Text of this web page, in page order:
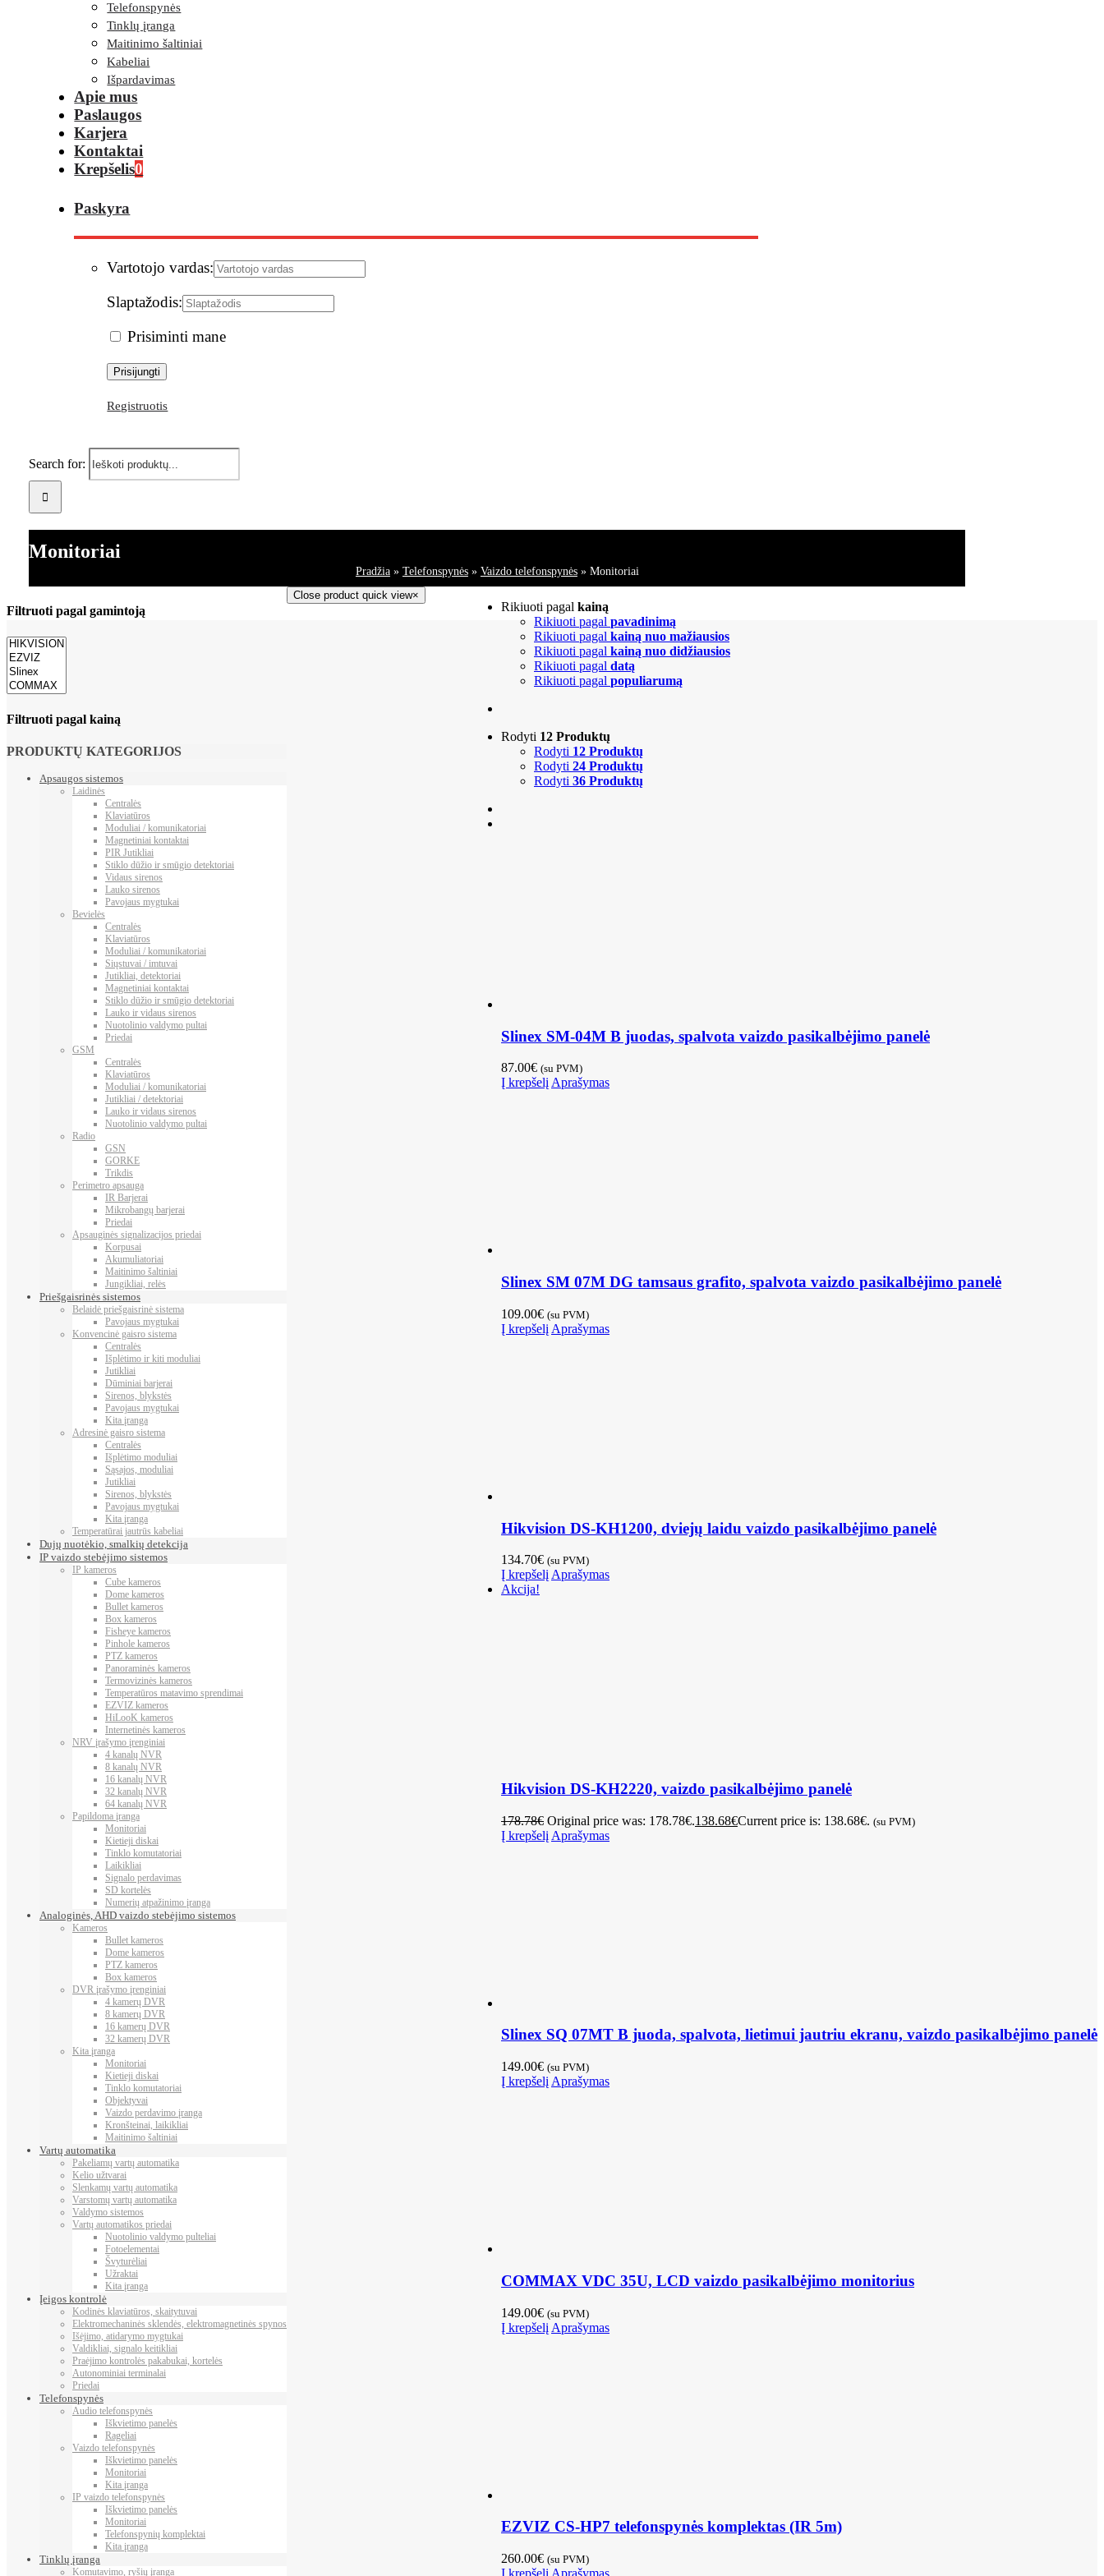
Telefonspynės
Tinklų įranga
Maitinimo šaltiniai
Kabeliai
Išpardavimas
Apie mus
Paslaugos
Karjera
Kontaktai
Krepšelis0
Paskyra
Vartotojo vardas:
Slaptažodis:
Prisiminti mane
Registruotis
Search for:
Monitoriai
Pradžia» Telefonspynės» Vaizdo telefonspynės» Monitoriai
Rikiuoti pagal kainą
Rikiuoti pagal pavadinimą
Rikiuoti pagal kainą nuo mažiausios
Rikiuoti pagal kainą nuo didžiausios
Rikiuoti pagal datą
Rikiuoti pagal populiarumą
Rodyti 12 Produktų
Rodyti 12 Produktų
Rodyti 24 Produktų
Rodyti 36 Produktų
Slinex SM-04M B juodas, spalvota vaizdo pasikalbėjimo panelė
87.00€ (su PVM)
Į krepšelįAprašymas
Slinex SM 07M DG tamsaus grafito, spalvota vaizdo pasikalbėjimo panelė
109.00€ (su PVM)
Į krepšelį Aprašymas
Hikvision DS-KH1200, dviejų laidu vaizdo pasikalbėjimo panelė
134.70€ (su PVM)
Į krepšelį Aprašymas
Akcija!
Hikvision DS-KH2220, vaizdo pasikalbėjimo panelė
178.78€ Original price was: 178.78€.138.68€Current price is: 138.68€. (su PVM)
Į krepšelį Aprašymas
Slinex SQ 07MT B juoda, spalvota, lietimui jautriu ekranu, vaizdo pasikalbėjimo panelė
149.00€ (su PVM)
Į krepšelį Aprašymas
COMMAX VDC 35U, LCD vaizdo pasikalbėjimo monitorius
149.00€ (su PVM)
Į krepšelį Aprašymas
EZVIZ CS-HP7 telefonspynės komplektas (IR 5m)
260.00€ (su PVM)
Į krepšelį Aprašymas
Filtruoti pagal gamintoją
Filtruoti pagal kainą
PRODUKTŲ KATEGORIJOS
Apsaugos sistemos
Laidinės
Centralės
Klaviatūros
Moduliai / komunikatoriai
Magnetiniai kontaktai
PIR Jutikliai
Stiklo dūžio ir smūgio detektoriai
Vidaus sirenos
Lauko sirenos
Pavojaus mygtukai
Bevielės
Centralės
Klaviatūros
Moduliai / komunikatoriai
Siųstuvai / imtuvai
Jutikliai, detektoriai
Magnetiniai kontaktai
Stiklo dūžio ir smūgio detektoriai
Lauko ir vidaus sirenos
Nuotolinio valdymo pultai
Priedai
GSM
Centralės
Klaviatūros
Moduliai / komunikatoriai
Jutikliai / detektoriai
Lauko ir vidaus sirenos
Nuotolinio valdymo pultai
Radio
GSN
GORKE
Trikdis
Perimetro apsauga
IR Barjerai
Mikrobangų barjerai
Priedai
Apsauginės signalizacijos priedai
Korpusai
Akumuliatoriai
Maitinimo šaltiniai
Jungikliai, relės
Priešgaisrinės sistemos
Belaidė priešgaisrinė sistema
Pavojaus mygtukai
Konvencinė gaisro sistema
Centralės
Išplėtimo ir kiti moduliai
Jutikliai
Dūminiai barjerai
Sirenos, blykstės
Pavojaus mygtukai
Kita įranga
Adresinė gaisro sistema
Centralės
Išplėtimo moduliai
Sąsajos, moduliai
Jutikliai
Sirenos, blykstės
Pavojaus mygtukai
Kita įranga
Temperatūrai jautrūs kabeliai
Dujų nuotėkio, smalkių detekcija
IP vaizdo stebėjimo sistemos
IP kameros
Cube kameros
Dome kameros
Bullet kameros
Box kameros
Fisheye kameros
Pinhole kameros
PTZ kameros
Panoraminės kameros
Termovizinės kameros
Temperatūros matavimo sprendimai
EZVIZ kameros
HiLooK kameros
Internetinės kameros
NRV įrašymo įrenginiai
4 kanalų NVR
8 kanalų NVR
16 kanalų NVR
32 kanalų NVR
64 kanalų NVR
Papildoma įranga
Monitoriai
Kietieji diskai
Tinklo komutatoriai
Laikikliai
Signalo perdavimas
SD kortelės
Numerių atpažinimo įranga
Analoginės, AHD vaizdo stebėjimo sistemos
Kameros
Bullet kameros
Dome kameros
PTZ kameros
Box kameros
DVR įrašymo įrenginiai
4 kamerų DVR
8 kamerų DVR
16 kamerų DVR
32 kamerų DVR
Kita įranga
Monitoriai
Kietieji diskai
Tinklo komutatoriai
Objektyvai
Vaizdo perdavimo įranga
Kronšteinai, laikikliai
Maitinimo šaltiniai
Vartų automatika
Pakeliamų vartų automatika
Kelio užtvarai
Slenkamų vartų automatika
Varstomų vartų automatika
Valdymo sistemos
Vartų automatikos priedai
Nuotolinio valdymo pulteliai
Fotoelementai
Švyturėliai
Užraktai
Kita įranga
Įeigos kontrolė
Kodinės klaviatūros, skaitytuvai
Elektromechaninės sklendės, elektromagnetinės spynos
Išėjimo, atidarymo mygtukai
Valdikliai, signalo keitikliai
Praėjimo kontrolės pakabukai, kortelės
Autonominiai terminalai
Priedai
Telefonspynės
Audio telefonspynės
Iškvietimo panelės
Rageliai
Vaizdo telefonspynės
Iškvietimo panelės
Monitoriai
Kita įranga
IP vaizdo telefonspynės
Iškvietimo panelės
Monitoriai
Telefonspynių komplektai
Kita įranga
Tinklų įranga
Komutavimo, ryšių įranga
Close product quick view×